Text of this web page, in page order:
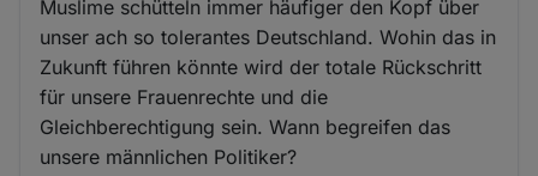
Muslime schütteln immer häufiger den Kopf über
unser ach so tolerantes Deutschland. Wohin das in
Zukunft führen könnte wird der totale Rückschritt
für unsere Frauenrechte und die
Gleichberechtigung sein. Wann begreifen das
unsere männlichen Politiker?